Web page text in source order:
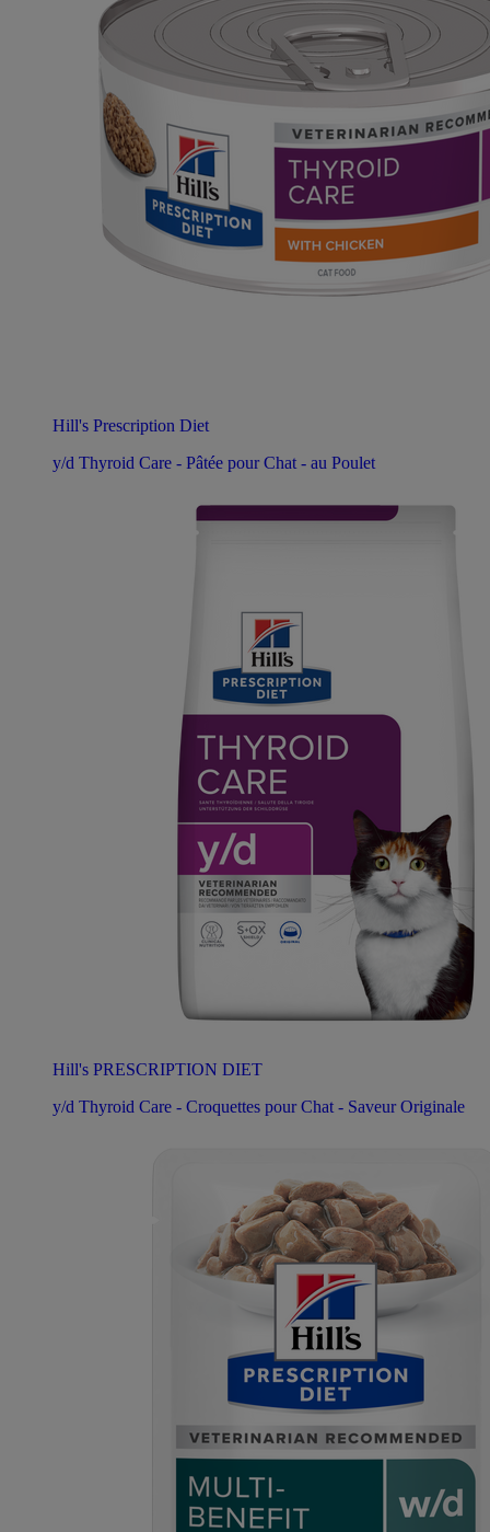
Hill's Prescription Diet
y/d Thyroid Care - Pâtée pour Chat - au Poulet
Hill's PRESCRIPTION DIET
y/d Thyroid Care - Croquettes pour Chat - Saveur Originale